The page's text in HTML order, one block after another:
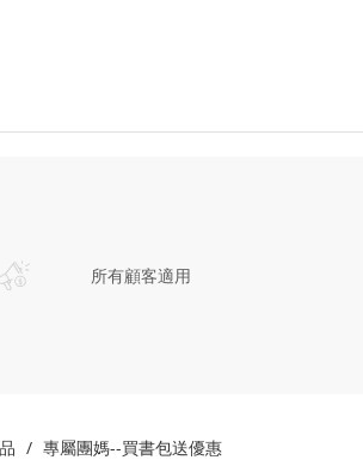
所有顧客適用
專屬團媽--買書包送優惠